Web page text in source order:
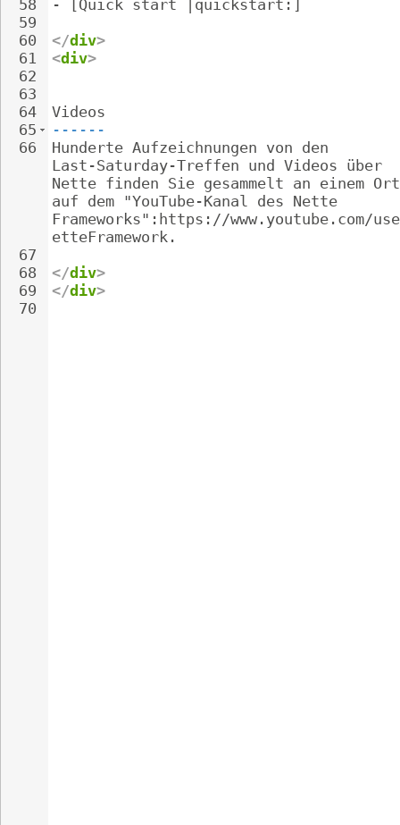
58
59
60
61
62
63
64
65
66
67
68
69
70
-
[Quick start |quickstart:]
</div>
<div>
Videos
------
Hunderte Aufzeichnungen von den
Last-Saturday-Treffen und Videos über
Nette finden Sie gesammelt an einem
auf dem "YouTube-Kanal des Nette
Frameworks":https://www.youtube.com/
etteFramework.
</div>
</div>